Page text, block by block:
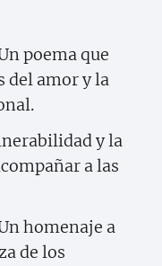
poema que
del amor y la
y la
a las
homenaje a
de los